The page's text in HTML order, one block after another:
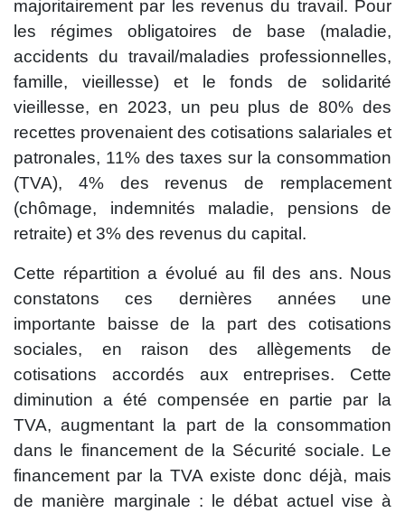
majoritairement par les revenus du travail. Pour
les régimes obligatoires de base (maladie,
accidents du travail/maladies professionnelles,
famille, vieillesse) et le fonds de solidarité
vieillesse, en 2023, un peu plus de 80% des
recettes provenaient des cotisations salariales et
patronales, 11% des taxes sur la consommation
(TVA), 4% des revenus de remplacement
(chômage, indemnités maladie, pensions de
retraite) et 3% des revenus du capital.
Cette répartition a évolué au fil des ans. Nous
constatons ces dernières années une
importante baisse de la part des cotisations
sociales, en raison des allègements de
cotisations accordés aux entreprises. Cette
diminution a été compensée en partie par la
TVA, augmentant la part de la consommation
dans le financement de la Sécurité sociale. Le
financement par la TVA existe donc déjà, mais
de manière marginale : le débat actuel vise à